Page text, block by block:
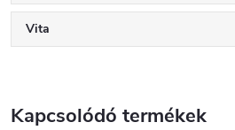
Vita
Kapcsolódó termékek